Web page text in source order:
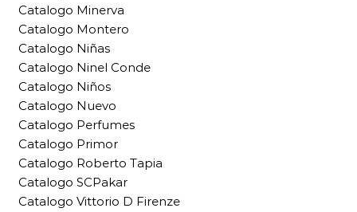
Catalogo Minerva
Catalogo Montero
Catalogo Niñas
Catalogo Ninel Conde
Catalogo Niños
Catalogo Nuevo
Catalogo Perfumes
Catalogo Primor
Catalogo Roberto Tapia
Catalogo SCPakar
Catalogo Vittorio D Firenze